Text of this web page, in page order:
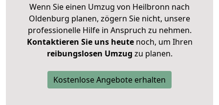
Wenn Sie einen Umzug von Heilbronn nach
Oldenburg planen, zögern Sie nicht, unsere
professionelle Hilfe in Anspruch zu nehmen.
Kontaktieren Sie uns heutenoch, um Ihren
reibungslosen Umzug zu planen.
Kostenlose Angebote erhalten